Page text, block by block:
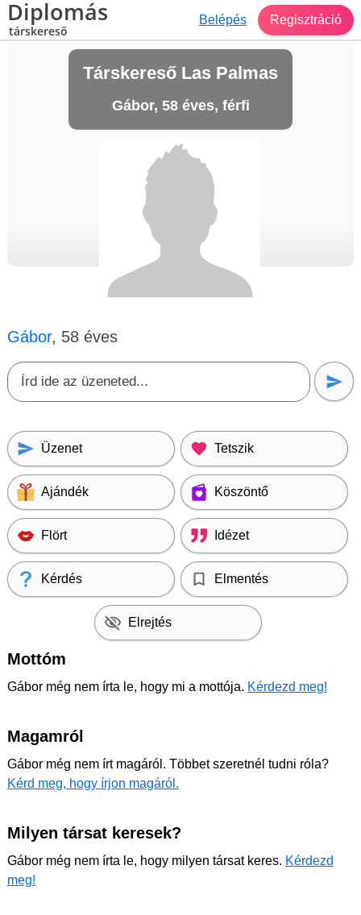
Diplomás
társkereső
Belépés Regisztráció
Társkereső Las Palmas
Gábor, 58 éves, férfi
Gábor, 58 éves
Üzenet Tetszik
Ajándék Köszöntő
Flört Idézet
Kérdés Elmentés
Elrejtés
Mottóm
Gábor még nem írta le, hogy mi a mottója. Kérdezd meg!
Magamról
Gábor még nem írt magáról. Többet szeretnél tudni róla?
Kérd meg, hogy írjon magáról.
Milyen társat keresek?
Gábor még nem írta le, hogy milyen társat keres. Kérdezd
meg!